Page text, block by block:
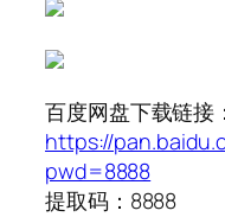
百度网盘下载链接：
https://
pwd=8888
提取码：8888